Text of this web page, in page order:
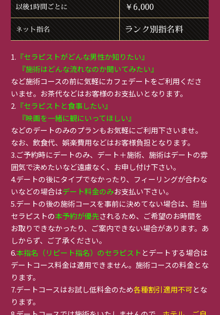
以後1時間ごとに ￥6,000
ネット指名 ランク別指名料
1. 『セラピストがどんな男性か知りたい』
『施術はどんな流れなのか聞いてみたい』
など施術コースの前に気軽にカフェデートをご利用くださ
いませ。お茶代などはお客様のお支払いとなります。
2. 『セラピストと食事したい』
『映画を一緒に観にいってほしい』
などのデートのみのプランもお気軽にご利用下さいませ。
なお、飲食代、娯楽費用などはお客様負担となります。
3.ご予約時にデートのみ、デート＋施術、施術はデートの雰
囲気で決めたいなど遠慮なく、お申し付け下さい。
4.デートの後にタイプでなかったり、フィーリングが合わな
いなどの場合はデート料金のみお支払い下さい。
5.デートの後の施術コースを事前に決めてない場合は、担当
セラピストの本予約が優先されるため、ご希望のお時間を
お取りできなかったり、ご案内できない場合があります。あ
しからず、ご了承ください。
6.本指名（リピート指名）のセラピスト とデートする場合は
デートコース料金は適用できません。施術コースの料金とな
ります。
7.デートコースはお試し低料金のため各種割引適用不可とな
ります。